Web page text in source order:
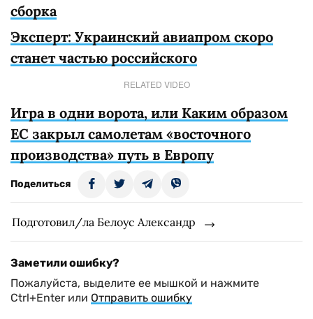
сборка
Эксперт: Украинский авиапром скоро
станет частью российского
RELATED VIDEO
Игра в одни ворота, или Каким образом
ЕС закрыл самолетам «восточного
производства» путь в Европу
Поделиться
Подготовил/ла Белоус Александр
Заметили ошибку?
Пожалуйста, выделите ее мышкой и нажмите
Ctrl+Enter или Отправить ошибку